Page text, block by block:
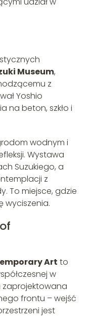
Museum,
z
Yoshio
na beton, szkło i
wodnym i
Wystawa
Suzukiego, a
z
To miejsce, gdzie
wyciszenia.
Art to
w
zaprojektowana
frontu – wejść
jest